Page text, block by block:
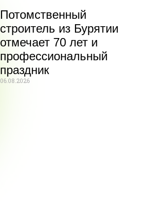
Потомственный
строитель из Бурятии
отмечает 70 лет и
профессиональный
праздник
06.08.2026